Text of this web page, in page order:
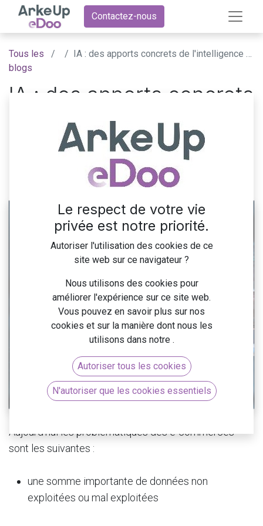
Contactez-nous
Tous les
blogs
IA : des apports concrets de l'intelligence artificielle à la vente sur le web
IA : des apports concrets
de l'intelligence
artificielle à la vente sur
le web
18 décembre 2018 parArkeUp eDoo
Aujourd’hui les problématiques des e-commerces
sont les suivantes :
une somme importante de données non
exploitées ou mal exploitées
Le respect de votre vie
privée est notre priorité.
Autoriser l'utilisation des cookies de ce
site web sur ce navigateur ?
Nous utilisons des cookies pour
améliorer l'expérience sur ce site web.
Vous pouvez en savoir plus sur nos
cookies et sur la manière dont nous les
utilisons dans notre .
Autoriser tous les cookies
N'autoriser que les cookies essentiels